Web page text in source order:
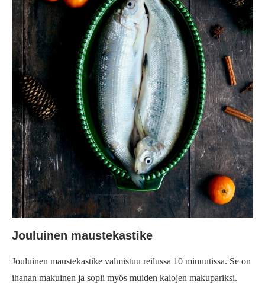
Jouluinen maustekastike
Jouluinen maustekastike valmistuu reilussa 10 minuutissa. Se on
ihanan makuinen ja sopii myös muiden kalojen makupariksi.